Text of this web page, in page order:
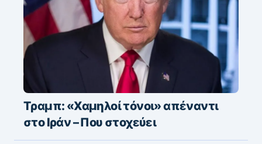
Τραμπ: «Χαμηλοί τόνοι» απέναντι
στο Ιράν – Που στοχεύει